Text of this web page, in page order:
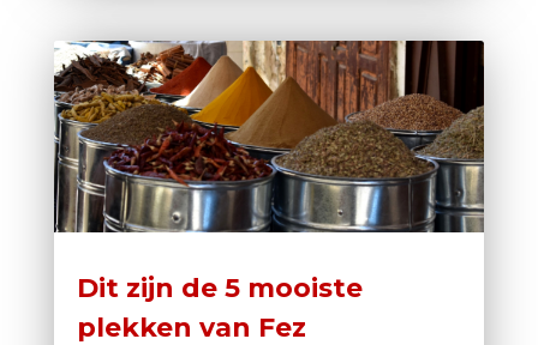
Dit zijn de 5 mooiste
plekken van Fez